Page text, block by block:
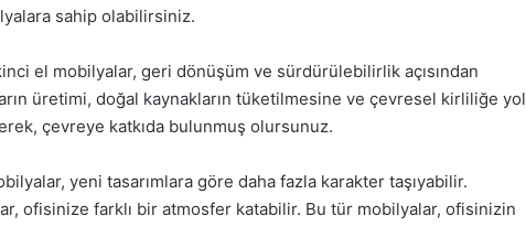
sahip olabilirsiniz.
el mobilyalar, geri dönüşüm ve sürdürülebilirlik açısından
üretimi, doğal kaynakların tüketilmesine ve çevresel kirliliğe yol
çevreye katkıda bulunmuş olursunuz.
yeni tasarımlara göre daha fazla karakter taşıyabilir.
ofisinize farklı bir atmosfer katabilir. Bu tür mobilyalar, ofisinizin